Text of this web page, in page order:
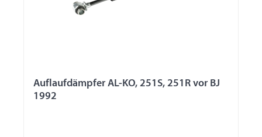
Auflaufdämpfer AL-KO, 251S, 251R vor BJ
1992